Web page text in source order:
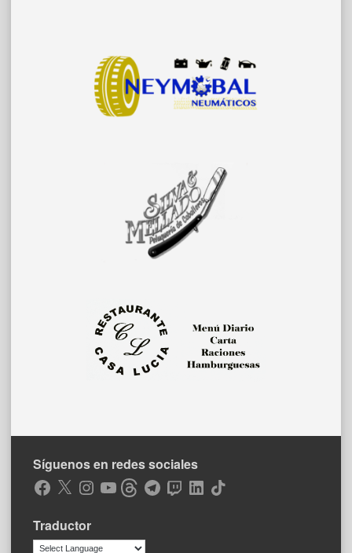
Síguenos en redes sociales
Facebook
X Instagram
YouTubeThreadsTelegramTwitchLinkedIn
TikTok
Traductor